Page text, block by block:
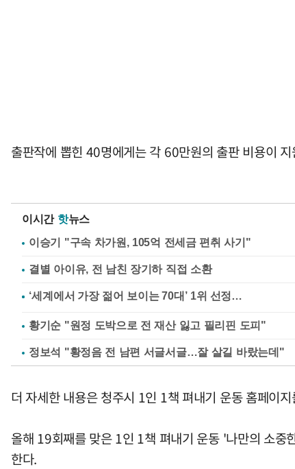
출판작에 뽑힌 40명에게는 각 60만원의 출판 비용이
이시간 핫뉴스
이승기 "구속 차가원, 105억 전세금 편취 사기"
결별 아이유, 전 남친 장기하 직접 소환
황기순 "원정 도박으로 전 재산 잃고 필리핀 도피"
정보석 "황정음 전 남편 서글서글…잘 살길 바랐는데"
더 자세한 내용은 청주시 1인 1책 펴내기 운동 홈페이
올해 19회째를 맞은 1인 1책 펴내기 운동 '나만의 소중
한다.